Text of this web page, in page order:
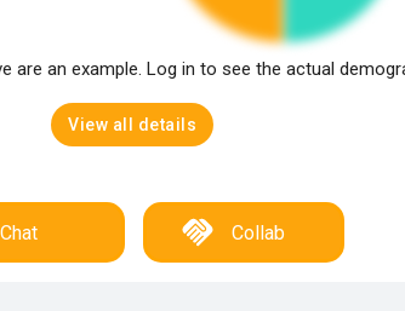
are an example. Log in to see the actual
View all details
Chat Collab